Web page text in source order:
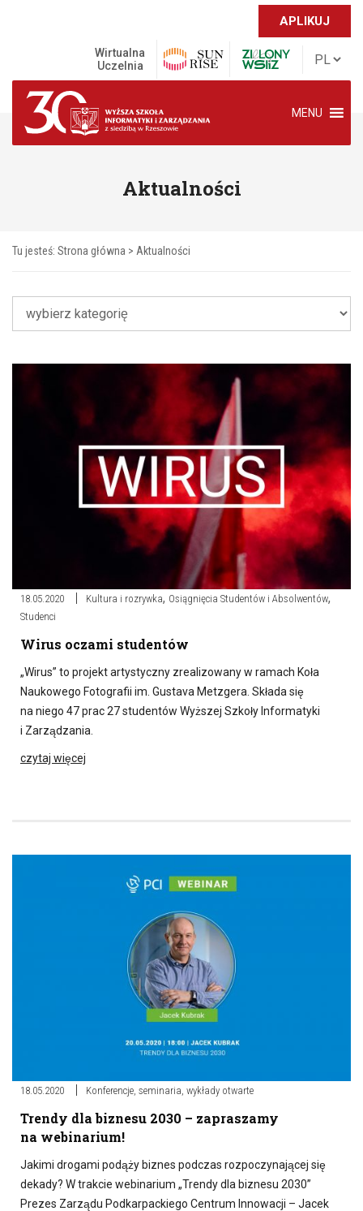
APLIKUJ
Wirtualna
Uczelnia
MENU
Aktualności
Tu jesteś: Strona główna > Aktualności
18.05.2020 Kultura i rozrywka, Osiągnięcia Studentów i Absolwentów,
Studenci
Wirus oczami studentów
„Wirus” to projekt artystyczny zrealizowany w ramach Koła
Naukowego Fotografii im. Gustava Metzgera. Składa się
na niego 47 prac 27 studentów Wyższej Szkoły Informatyki
i Zarządzania.
czytaj więcej
18.05.2020 Konferencje, seminaria, wykłady otwarte
Trendy dla biznesu 2030 – zapraszamy
na webinarium!
Jakimi drogami podąży biznes podczas rozpoczynającej się
dekady? W trakcie webinarium „Trendy dla biznesu 2030”
Prezes Zarządu Podkarpackiego Centrum Innowacji – Jacek